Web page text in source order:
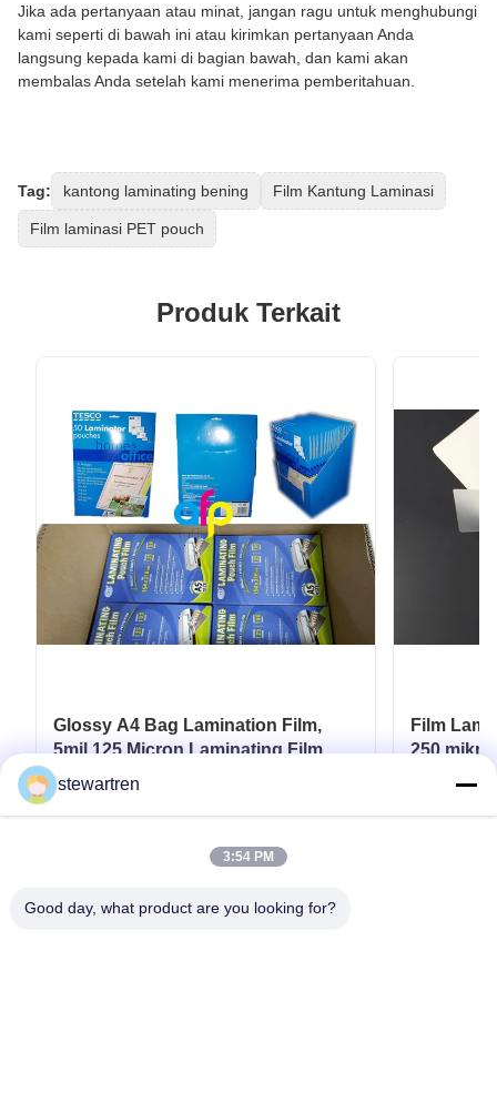
Jika ada pertanyaan atau minat, jangan ragu untuk menghubungi
kami seperti di bawah ini atau kirimkan pertanyaan Anda
langsung kepada kami di bagian bawah, dan kami akan
membalas Anda setelah kami menerima pemberitahuan.
Tag: kantong laminating bening Film Kantung Laminasi
Film laminasi PET pouch
Produk Terkait
Glossy A4 Bag Lamination Film,
5mil 125 Micron Laminating Film
Film
250
stewartren
3:54 PM
Good day, what product are you looking for?